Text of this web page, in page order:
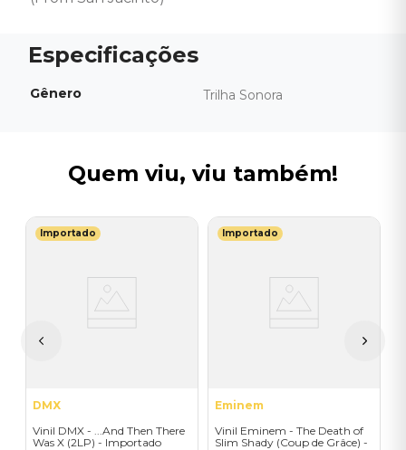
Gênero Trilha Sonora
Quem viu, viu também!
Importado
DMX
Vinil DMX - ...And Then There
Was X (2LP) - Importado
Importado
Eminem
Vinil Eminem - The Death of
Slim Shady (Coup de Grâce) -